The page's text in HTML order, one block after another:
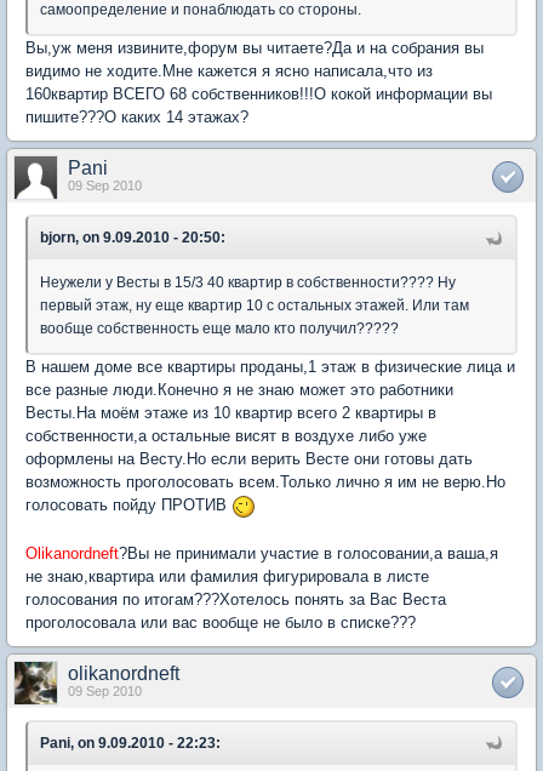
самоопределение и понаблюдать со стороны.
Вы,уж меня извините,форум вы читаете?Да и на собрания вы
видимо не ходите.Мне кажется я ясно написала,что из
160квартир ВСЕГО 68 собственников!!!О кокой информации вы
пишите???О каких 14 этажах?
Pani
09 Sep 2010
bjorn, on 9.09.2010 - 20:50:
Неужели у Весты в 15/3 40 квартир в собственности???? Ну
первый этаж, ну еще квартир 10 с остальных этажей. Или там
вообще собственность еще мало кто получил?????
В нашем доме все квартиры проданы,1 этаж в физические лица и
все разные люди.Конечно я не знаю может это работники
Весты.На моём этаже из 10 квартир всего 2 квартиры в
собственности,а остальные висят в воздухе либо уже
оформлены на Весту.Но если верить Весте они готовы дать
возможность проголосовать всем.Только лично я им не верю.Но
голосовать пойду ПРОТИВ
Olikanordneft?Вы не принимали участие в голосовании,а ваша,я
не знаю,квартира или фамилия фигурировала в листе
голосования по итогам???Хотелось понять за Вас Веста
проголосовала или вас вообще не было в списке???
olikanordneft
09 Sep 2010
Pani, on 9.09.2010 - 22:23: